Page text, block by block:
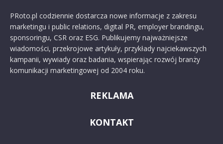
PRoto.pl codziennie dostarcza nowe informacje z zakresu
marketingu i public relations, digital PR, employer brandingu,
sponsoringu, CSR oraz ESG. Publikujemy najważniejsze
wiadomości, przekrojowe artykuły, przykłady najciekawszych
kampanii, wywiady oraz badania, wspierając rozwój branży
komunikacji marketingowej od 2004 roku.
REKLAMA
KONTAKT